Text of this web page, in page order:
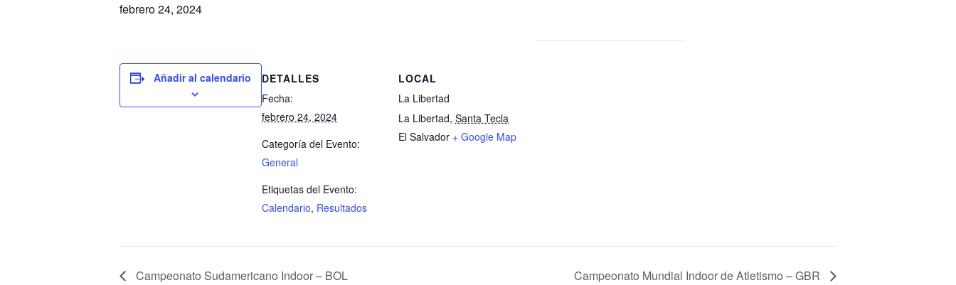
febrero 24, 2024
Añadir al calendario
DETALLES
Fecha:
febrero 24, 2024
Categoría del Evento:
General
Etiquetas del Evento:
Calendario, Resultados
LOCAL
La Libertad
La Libertad, Santa Tecla
El Salvador + Google Map
Campeonato Sudamericano Indoor – BOL Campeonato Mundial Indoor de Atletismo – GBR